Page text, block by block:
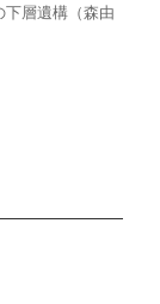
層遺構（森由